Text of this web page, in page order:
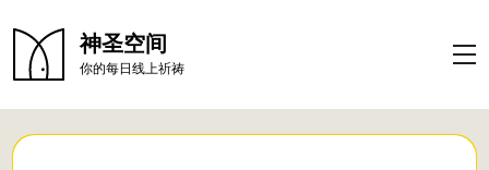
神圣空间
你的每日线上祈祷